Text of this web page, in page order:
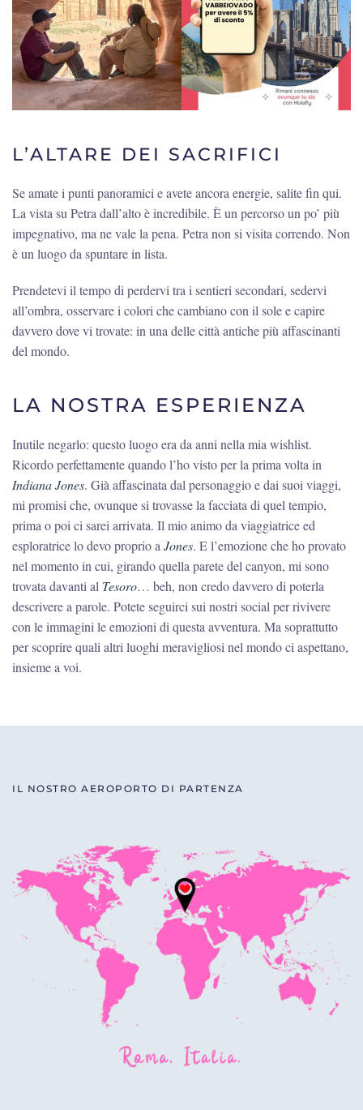
L’ALTARE DEI SACRIFICI
Se amate i punti panoramici e avete ancora energie, salite fin qui.
La vista su Petra dall’alto è incredibile. È un percorso un po’ più
impegnativo, ma ne vale la pena. Petra non si visita correndo. Non
è un luogo da spuntare in lista.
Prendetevi il tempo di perdervi tra i sentieri secondari, sedervi
all’ombra, osservare i colori che cambiano con il sole e capire
davvero dove vi trovate: in una delle città antiche più affascinanti
del mondo.
LA NOSTRA ESPERIENZA
Inutile negarlo: questo luogo era da anni nella mia wishlist.
Ricordo perfettamente quando l’ho visto per la prima volta in
Indiana Jones. Già affascinata dal personaggio e dai suoi viaggi,
mi promisi che, ovunque si trovasse la facciata di quel tempio,
prima o poi ci sarei arrivata. Il mio animo da viaggiatrice ed
esploratrice lo devo proprio aJones. E l’emozione che ho provato
nel momento in cui, girando quella parete del canyon, mi sono
trovata davanti al Tesoro… beh, non credo davvero di poterla
descrivere a parole. Potete seguirci sui nostri social per rivivere
con le immagini le emozioni di questa avventura. Ma soprattutto
per scoprire quali altri luoghi meravigliosi nel mondo ci aspettano,
insieme a voi.
IL NOSTRO AEROPORTO DI PARTENZA